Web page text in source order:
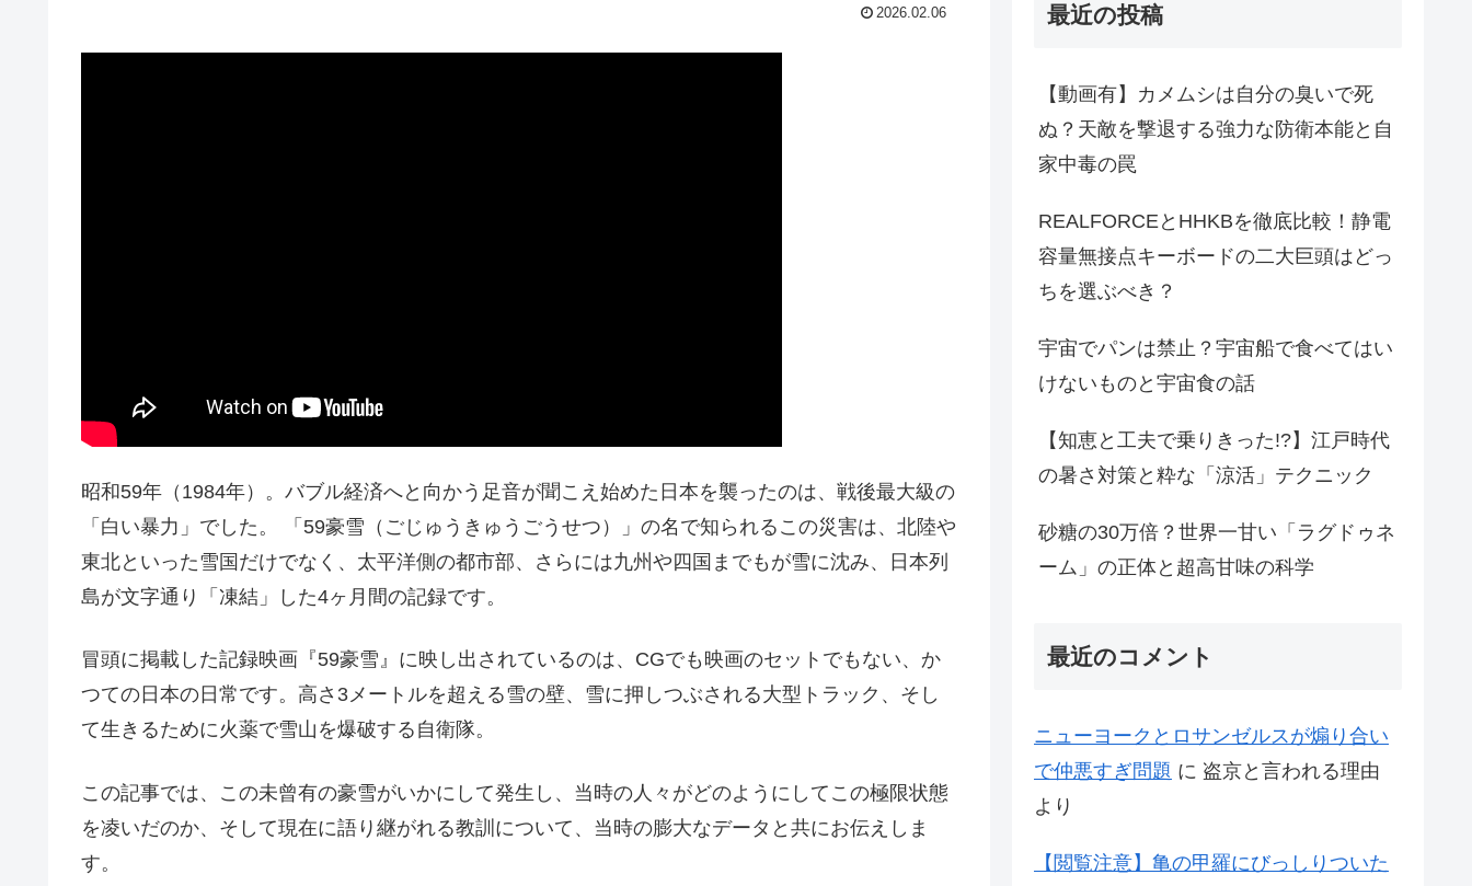
2026.02.06
昭和59年（1984年）。バブル経済へと向かう足音が聞こえ始めた日本を襲ったのは、戦後最大級の
「白い暴力」でした。 「59豪雪（ごじゅうきゅうごうせつ）」の名で知られるこの災害は、北陸や
東北といった雪国だけでなく、太平洋側の都市部、さらには九州や四国までもが雪に沈み、日本列
島が文字通り「凍結」した4ヶ月間の記録です。
冒頭に掲載した記録映画『59豪雪』に映し出されているのは、CGでも映画のセットでもない、か
つての日本の日常です。高さ3メートルを超える雪の壁、雪に押しつぶされる大型トラック、そし
て生きるために火薬で雪山を爆破する自衛隊。
この記事では、この未曾有の豪雪がいかにして発生し、当時の人々がどのようにしてこの極限状態
を凌いだのか、そして現在に語り継がれる教訓について、当時の膨大なデータと共にお伝えしま
す。
最近の投稿
【動画有】カメムシは自分の臭いで死
ぬ？天敵を撃退する強力な防衛本能と自
家中毒の罠
REALFORCEとHHKBを徹底比較！静電
容量無接点キーボードの二大巨頭はどっ
ちを選ぶべき？
宇宙でパンは禁止？宇宙船で食べてはい
けないものと宇宙食の話
【知恵と工夫で乗りきった!?】江戸時代
の暑さ対策と粋な「涼活」テクニック
砂糖の30万倍？世界一甘い「ラグドゥネ
ーム」の正体と超高甘味の科学
最近のコメント
ニューヨークとロサンゼルスが煽り合い
で仲悪すぎ問題 に 盗京と言われる理由
より
【閲覧注意】亀の甲羅にびっしりついた